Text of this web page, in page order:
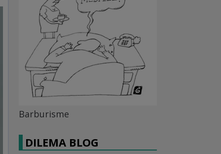
Barburisme
DILEMA BLOG